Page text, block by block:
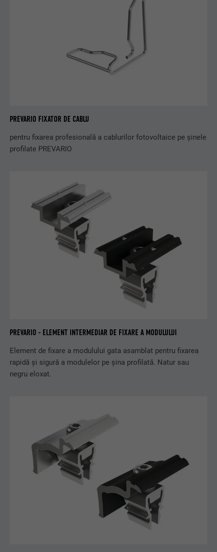
PREVARIO FIXATOR DE CABLU
pentru fixarea profesională a cablurilor fotovoltaice pe șinele
profilate PREVARIO
PREVARIO - ELEMENT INTERMEDIAR DE FIXARE A MODULULUI
Element de fixare a modulului gata asamblat pentru fixarea
rapidă și sigură a modulelor pe șina profilată. Natur sau
negru eloxat.